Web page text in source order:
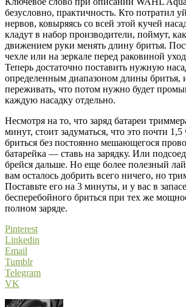
безусловно, практичность. Кто потратил
нервов, ковыряясь со всей этой кучей
кладут в набор производители, поймут,
движением руки менять длину бритья.
чехле или на зеркале перед раковиной
Теперь достаточно поставить нужную
определенным диапазоном длины бритья,
переживать, что потом нужно будет
каждую насадку отдельно.
Несмотря на то, что заряд батареи
минут, стоит задуматься, что это почти 1,5
бриться без постоянно мешающегося
батарейка — ставь на зарядку. Или
брейся дальше. Но еще более полезный
вам осталось добрить всего ничего, но
Поставьте его на 3 минуты, и у вас в
бесперебойного бриться при тех же
полном заряде.
Pinterest
Linkedin
Email
Tumblr
Telegram
VK